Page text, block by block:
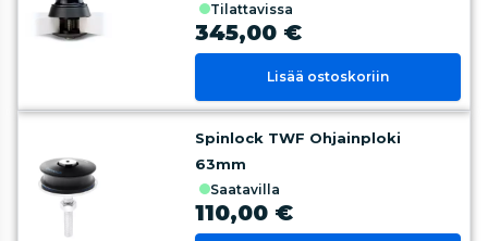
tilattavissa
345,00 €
Lisää ostoskoriin
Spinlock TWF Ohjainploki
63mm
saatavilla
110,00 €